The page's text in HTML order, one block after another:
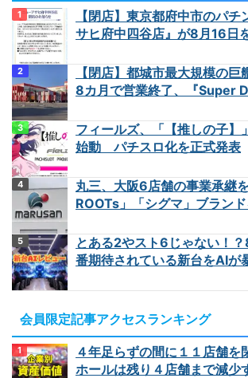
【閉店】東京都府中市のパ
サヒ府中四谷店』が8月16日
【閉店】都城市最大規模の
8カ月で営業終了、『Super
フィールズ、「【推しの子】
始動 パチスロ化を正式発表
丸三、大阪6店舗の事業承継
ROOTs」「シグマ」ブラン
とある2やスト6じゃない！
番期待されている新台をAIが
会員限定記事アクセスランキング
４年足らずの間に１１店舗を
ホールは残り４店舗まで減